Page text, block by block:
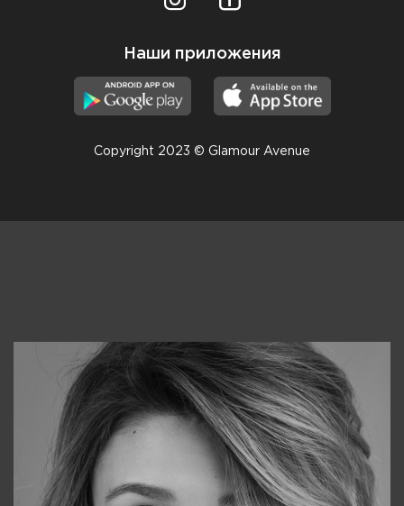
Наши приложения
Copyright 2023 © Glamour Avenue